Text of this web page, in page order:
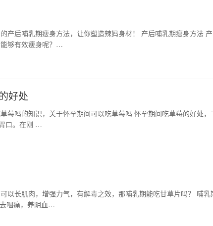
产后哺乳期瘦身方法，让你塑造辣妈身材！ 产后哺乳期瘦身方法 产
够有效瘦身呢？…
好处
莓吗的知识，关于怀孕期间可以吃草莓吗 怀孕期间吃草莓的好处，
口。在刚 …
以长肌肉，增强力气，有解毒之效，那哺乳期能吃甘草片吗？ 哺乳
咽痛，养阴血…